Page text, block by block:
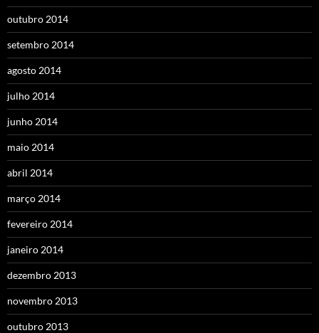
outubro 2014
setembro 2014
agosto 2014
julho 2014
junho 2014
maio 2014
abril 2014
março 2014
fevereiro 2014
janeiro 2014
dezembro 2013
novembro 2013
outubro 2013